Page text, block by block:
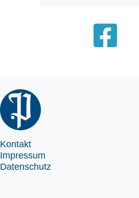
Kontakt
Impressum
Datenschutz